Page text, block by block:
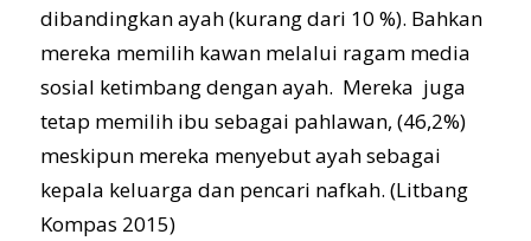
dibandingkan ayah (kurang dari 10 %). Bahkan
mereka memilih kawan melalui ragam media
sosial ketimbang dengan ayah. Mereka juga
tetap memilih ibu sebagai pahlawan, (46,2%)
meskipun mereka menyebut ayah sebagai
kepala keluarga dan pencari nafkah. (Litbang
Kompas 2015)